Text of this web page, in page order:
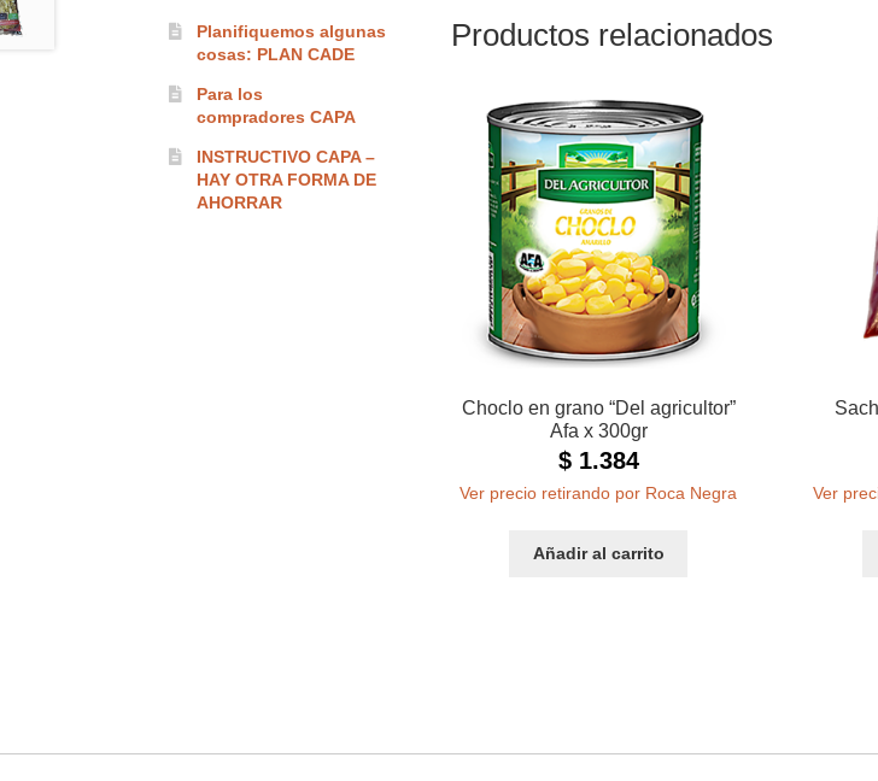
Productos relacionados
Choclo en grano “Del agricultor”
Afa x 300gr
$1.384
Ver precio retirando por Roca Negra
Añadir al carrito
Ver
Planifiquemos algunas
cosas: PLAN CADE
Para los
compradores CAPA
INSTRUCTIVO CAPA –
HAY OTRA FORMA DE
AHORRAR